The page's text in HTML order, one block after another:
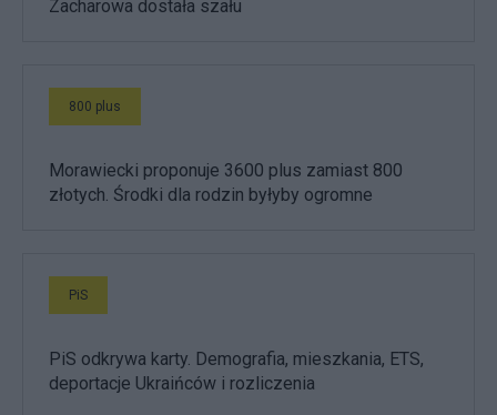
Zacharowa dostała szału
800 plus
Morawiecki proponuje 3600 plus zamiast 800
złotych. Środki dla rodzin byłyby ogromne
PiS
PiS odkrywa karty. Demografia, mieszkania, ETS,
deportacje Ukraińców i rozliczenia